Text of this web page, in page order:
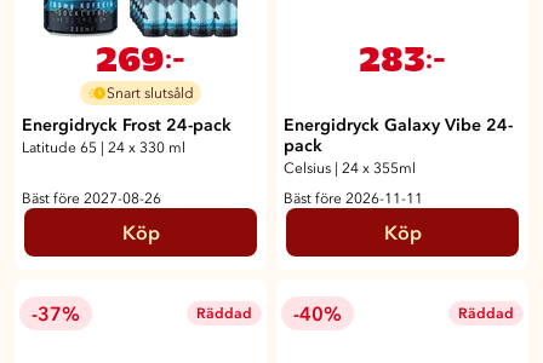
269:-
Snart slutsåld
Energidryck Frost 24-pack
Latitude 65 24 x 330 ml
Bäst före 2027-08-26
Köp
283:-
Energidryck Galaxy Vibe 24-
pack
Celsius
24 x 355ml
Bäst före 2026-11-11
Köp
-37% Räddad -40% Räddad